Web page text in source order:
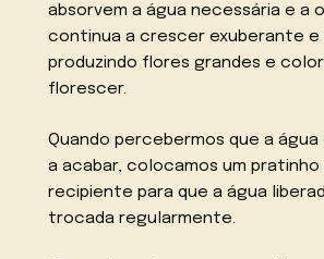
absorvem a água necessária e a
continua a crescer exuberante e
produzindo flores grandes e
florescer.
Quando percebermos que a
a acabar, colocamos um pratinho
recipiente para que a água
trocada regularmente.